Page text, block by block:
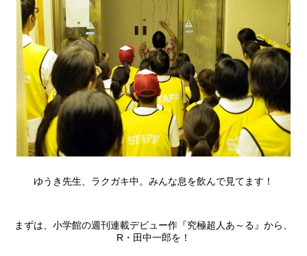
ゆうき先生、ラクガキ中。みんな息を飲んで見てます！
まずは、小学館の週刊連載デビュー作『究極超人あ～る』から、
R・田中一郎を！